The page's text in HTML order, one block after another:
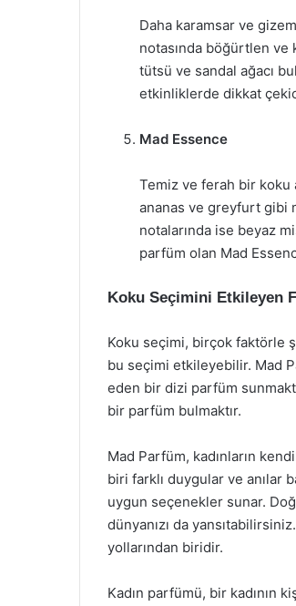
Daha karamsar ve
notasında böğürtlen ve
tütsü ve sandal ağacı
etkinliklerde dikkat
Mad Essence
Temiz ve ferah bir koku
ananas ve greyfurt gibi
notalarında ise beyaz
parfüm olan Mad
Koku Seçimini Etkileyen
Koku seçimi, birçok faktörle
bu seçimi etkileyebilir. Mad
eden bir dizi parfüm
bir parfüm bulmaktır.
Mad Parfüm, kadınların
biri farklı duygular ve anılar
uygun seçenekler sunar.
dünyanızı da
yollarından biridir.
Kadın parfümü, bir kadının